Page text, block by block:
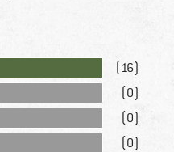
(16)
(0)
(0)
(0)